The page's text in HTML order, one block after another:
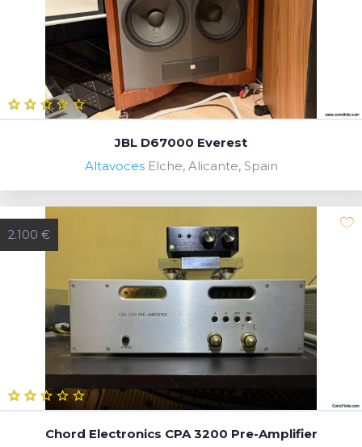
JBL D67000 Everest
Altavoces Elche, Alicante, Spain
2.100 €
Chord Electronics CPA 3200 Pre-Amplifier